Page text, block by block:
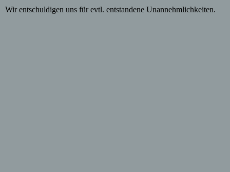
Wir entschuldigen uns für evtl. entstandene Unannehmlichkeiten.